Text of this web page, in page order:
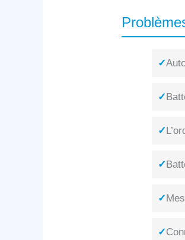
✓
✓
✓
✓
✓
✓